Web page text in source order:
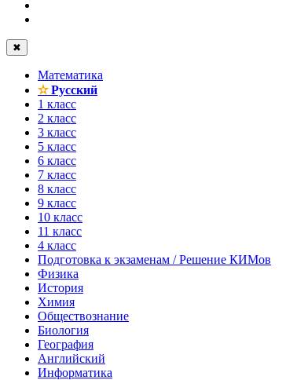
✖
Математика
✫Русский
1 класс
2 класс
3 класс
5 класс
6 класс
7 класс
8 класс
9 класс
10 класс
11 класс
4 класс
Подготовка к экзаменам / Решение КИМов
Физика
История
Химия
Обществознание
Биология
География
Английский
Информатика